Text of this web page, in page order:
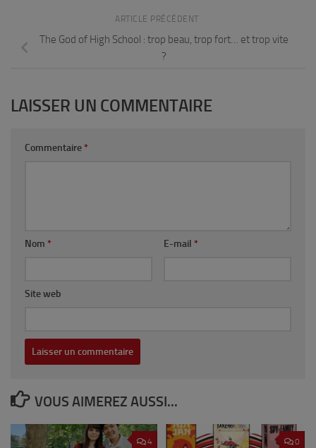
ARTICLE PRÉCÉDENT
The God of High School : trop beau, trop fort… et trop vite
?
LAISSER UN COMMENTAIRE
Commentaire *
Nom * E-mail *
Site web
VOUS AIMEREZ AUSSI...
4 0